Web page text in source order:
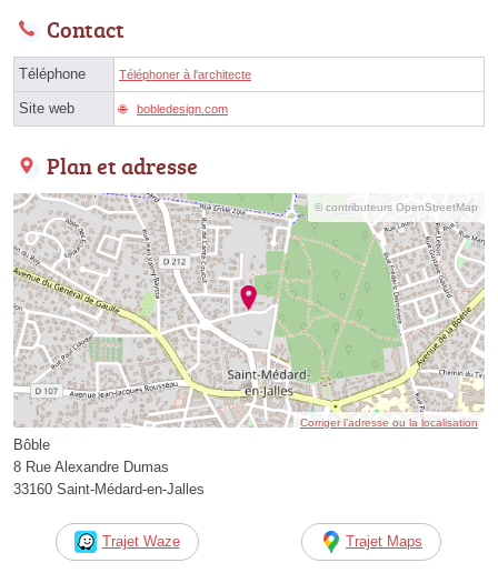
Contact
Téléphone Téléphoner à l'architecte
Site web bobledesign.com
Plan et adresse
© contributeurs OpenStreetMap
Corriger l’adresse ou la localisation
Bôble
8 Rue Alexandre Dumas
33160 Saint-Médard-en-Jalles
Trajet Waze Trajet Maps